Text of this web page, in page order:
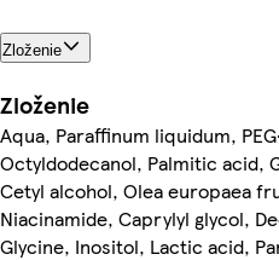
Zloženie
Zloženie
Aqua, Paraffinum liquidum,
Octyldodecanol, Palmitic acid,
Cetyl alcohol, Olea europaea
Niacinamide, Caprylyl glycol,
Glycine, Inositol, Lactic acid,